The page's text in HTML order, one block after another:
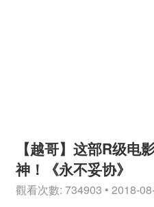
【越哥】这部R级电
神！《永不妥协》
觀看次數: 734903 • 2018-